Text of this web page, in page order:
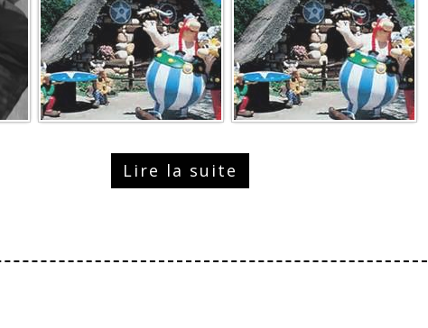
Lire la suite